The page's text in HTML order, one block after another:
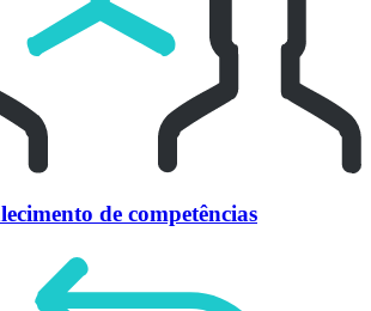
de competências